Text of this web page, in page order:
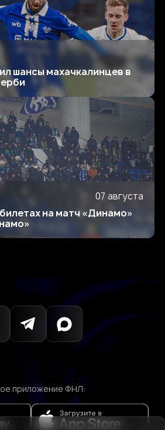
шансы махачкалинцев в
07 августа
на матч «Динамо»
приложение ФНЛ: